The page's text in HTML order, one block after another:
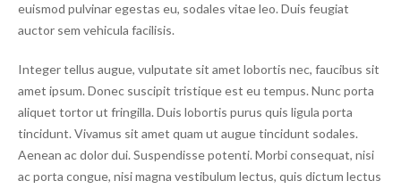
euismod pulvinar egestas eu, sodales vitae leo. Duis feugiat
auctor sem vehicula facilisis.
Integer tellus augue, vulputate sit amet lobortis nec, faucibus sit
amet ipsum. Donec suscipit tristique est eu tempus. Nunc porta
aliquet tortor ut fringilla. Duis lobortis purus quis ligula porta
tincidunt. Vivamus sit amet quam ut augue tincidunt sodales.
Aenean ac dolor dui. Suspendisse potenti. Morbi consequat, nisi
ac porta congue, nisi magna vestibulum lectus, quis dictum lectus